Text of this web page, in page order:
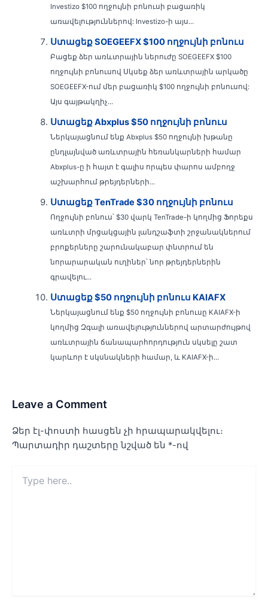
Investizo $100 ողջույնի բոնուսի բացառիկ
առավելություններով: Investizo-ի այս...
Ստացեք SOEGEEFX $100 ողջույնի բոնուս
Բացեք ձեր առևտրային ներուժը SOEGEEFX $100
ողջույնի բոնուսով Սկսեք ձեր առևտրային արկածը
SOEGEEFX-ում մեր բացառիկ $100 ողջույնի բոնուսով:
Այս գայթակղիչ...
Ստացեք Abxplus $50 ողջույնի բոնուս
Ներկայացնում ենք Abxplus $50 ողջույնի խթանը
ընդլայնված առևտրային հեռանկարների համար
Abxplus-ը ի հայտ է գալիս որպես փարոս ամբողջ
աշխարհում թրեյդերների...
Ստացեք TenTrade $30 ողջույնի բոնուս
Ողջույնի բոնուս՝ $30 վարկ TenTrade-ի կողմից Ֆորեքս
առևտրի մրցակցային լանդշաֆտի շրջանակներում
բրոքերները շարունակաբար փնտրում են
նորարարական ուղիներ՝ նոր թրեյդերներին
գրավելու...
Ստացեք $50 ողջույնի բոնուս KAIAFX
Ներկայացնում ենք $50 ողջույնի բոնուսը KAIAFX-ի
կողմից Զգալի առավելություններով արտարժույթով
առևտրային ճանապարհորդություն սկսելը շատ
կարևոր է սկսնակների համար, և KAIAFX-ի...
Leave a Comment
Ձեր էլ-փոստի հասցեն չի հրապարակվելու։
Պարտադիր դաշտերը նշված են *-ով
here..